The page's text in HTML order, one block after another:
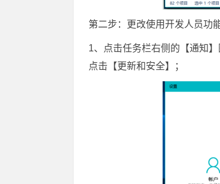
第二步：更改使用开发人员功能
1、点击任务栏右侧的【通知
点击【更新和安全】；